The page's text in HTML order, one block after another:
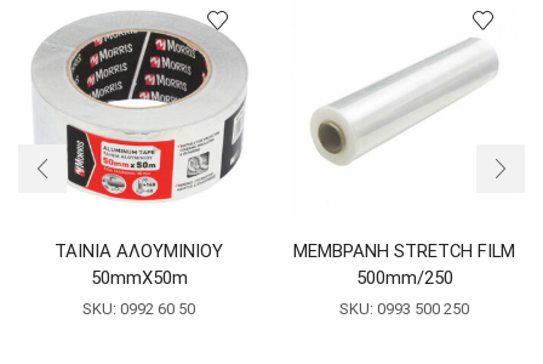
ΤΑΙΝΙΑ ΑΛΟΥΜΙΝΙΟΥ
50mmX50m
SKU: 0992 60 50
ΜΕΜΒΡΑΝΗ STRETCH FILM
500mm/250
SKU: 0993 500 250